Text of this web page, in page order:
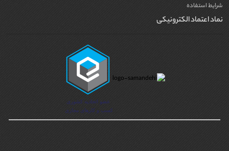
شرایط استفاده
نماد اعتماد الکترونیکی